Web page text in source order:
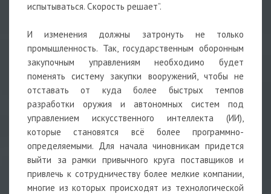
испытываться. Скорость решает”.
И изменения должны затронуть не только
промышленность. Так, государственным оборонным
закупочным управлениям необходимо будет
поменять систему закупки вооружений, чтобы не
отставать от куда более быстрых темпов
разработки оружия и автономных систем под
управлением искусственного интеллекта (ИИ),
которые становятся всё более программно-
определяемыми. Для начала чиновникам придется
выйти за рамки привычного круга поставщиков и
привлечь к сотрудничеству более мелкие компании,
многие из которых происходят из технологической